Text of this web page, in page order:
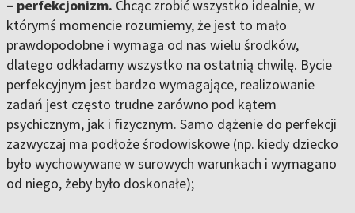
– perfekcjonizm. Chcąc zrobić wszystko idealnie, w
którymś momencie rozumiemy, że jest to mało
prawdopodobne i wymaga od nas wielu środków,
dlatego odkładamy wszystko na ostatnią chwilę. Bycie
perfekcyjnym jest bardzo wymagające, realizowanie
zadań jest często trudne zarówno pod kątem
psychicznym, jak i fizycznym. Samo dążenie do perfekcji
zazwyczaj ma podłoże środowiskowe (np. kiedy dziecko
było wychowywane w surowych warunkach i wymagano
od niego, żeby było doskonałe);